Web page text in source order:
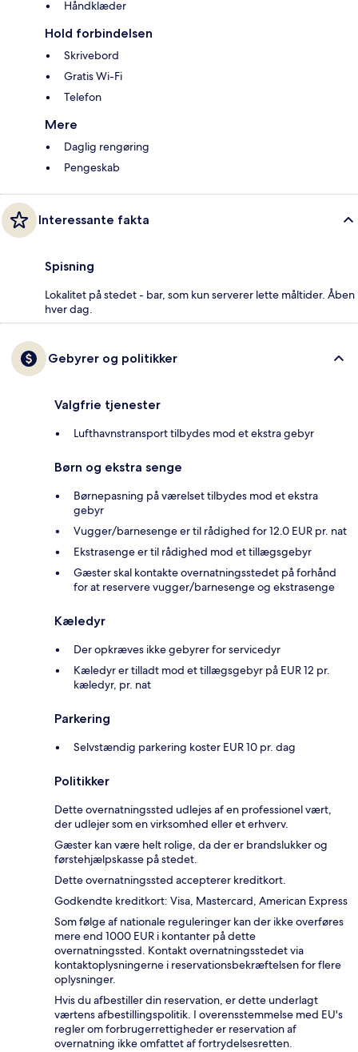
Håndklæder
Hold forbindelsen
Skrivebord
Gratis Wi-Fi
Telefon
Mere
Daglig rengøring
Pengeskab
Interessante fakta
Spisning
Lokalitet på stedet - bar, som kun serverer lette måltider. Åben
hver dag.
Gebyrer og politikker
Valgfrie tjenester
Lufthavnstransport tilbydes mod et ekstra gebyr
Børn og ekstra senge
Børnepasning på værelset tilbydes mod et ekstra
gebyr
Vugger/barnesenge er til rådighed for 12.0 EUR pr. nat
Ekstrasenge er til rådighed mod et tillægsgebyr
Gæster skal kontakte overnatningsstedet på forhånd
for at reservere vugger/barnesenge og ekstrasenge
Kæledyr
Der opkræves ikke gebyrer for servicedyr
Kæledyr er tilladt mod et tillægsgebyr på EUR 12 pr.
kæledyr, pr. nat
Parkering
Selvstændig parkering koster EUR 10 pr. dag
Politikker
Dette overnatningssted udlejes af en professionel vært,
der udlejer som en virksomhed eller et erhverv.
Gæster kan være helt rolige, da der er brandslukker og
førstehjælpskasse på stedet.
Dette overnatningssted accepterer kreditkort.
Godkendte kreditkort: Visa, Mastercard, American Express
Som følge af nationale reguleringer kan der ikke overføres
mere end 1000 EUR i kontanter på dette
overnatningssted. Kontakt overnatningsstedet via
kontaktoplysningerne i reservationsbekræftelsen for flere
oplysninger.
Hvis du afbestiller din reservation, er dette underlagt
værtens afbestillingspolitik. I overensstemmelse med EU's
regler om forbrugerrettigheder er reservation af
overnatning ikke omfattet af fortrydelsesretten.